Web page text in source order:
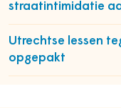
straatintimidatie
Utrechtse lessen
opgepakt